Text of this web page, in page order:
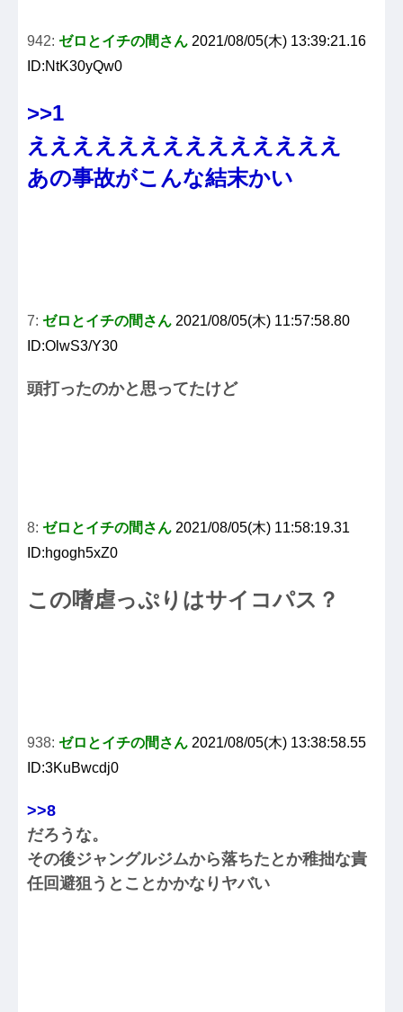
942: ゼロとイチの間さん 2021/08/05(木) 13:39:21.16
ID:NtK30yQw0
>>1
ええええええええええええええ
あの事故がこんな結末かい
7: ゼロとイチの間さん 2021/08/05(木) 11:57:58.80
ID:OlwS3/Y30
頭打ったのかと思ってたけど
8: ゼロとイチの間さん 2021/08/05(木) 11:58:19.31
ID:hgogh5xZ0
この嗜虐っぷりはサイコパス？
938: ゼロとイチの間さん 2021/08/05(木) 13:38:58.55
ID:3KuBwcdj0
>>8
だろうな。
その後ジャングルジムから落ちたとか稚拙な責
任回避狙うとことかかなりヤバい